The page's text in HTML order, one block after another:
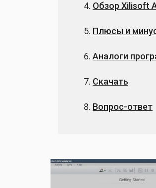
Обзор Xilisoft
Плюсы и
Аналоги
Скачать
Вопрос-ответ